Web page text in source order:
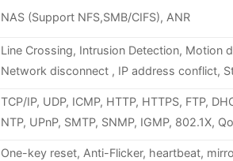
NAS (Support NFS,SMB/CIFS), ANR
Line Crossing, Intrusion Detection, Motion
Network disconnect , IP address conflict,
TCP/IP, UDP, ICMP, HTTP, HTTPS, FTP,
NTP, UPnP, SMTP, SNMP, IGMP, 802.1X,
One-key reset, Anti-Flicker, heartbeat,